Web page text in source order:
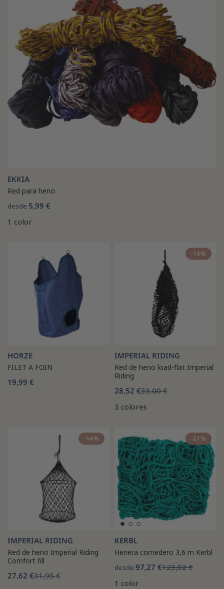
EKKIA
Red para heno
desde 5,99 €
1 color
HORZE
FILET A FOIN
19,99 €
-14%
IMPERIAL RIDING
Red de heno load-flat Imperial
Riding
28,52 €33,00 €
3 colores
-14%
IMPERIAL RIDING
Red de heno Imperial Riding
Comfort fill
27,62 €31,95 €
-21%
KERBL
Henera comedero 3,6 m Kerbl
desde 97,27 €123,02 €
1 color